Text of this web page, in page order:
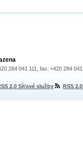
284 041 111, fax: +420 284
2.0 Síťové služby RSS